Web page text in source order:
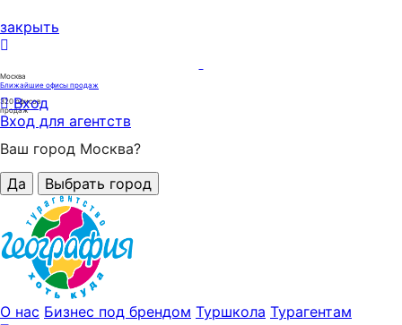
закрыть
Москва
Ближайшие офисы продаж
320офисов
продаж
Вход
Вход для агентств
Ваш город Москва?
Да
Выбрать город
О нас Бизнес под брендом Туршкола Турагентам